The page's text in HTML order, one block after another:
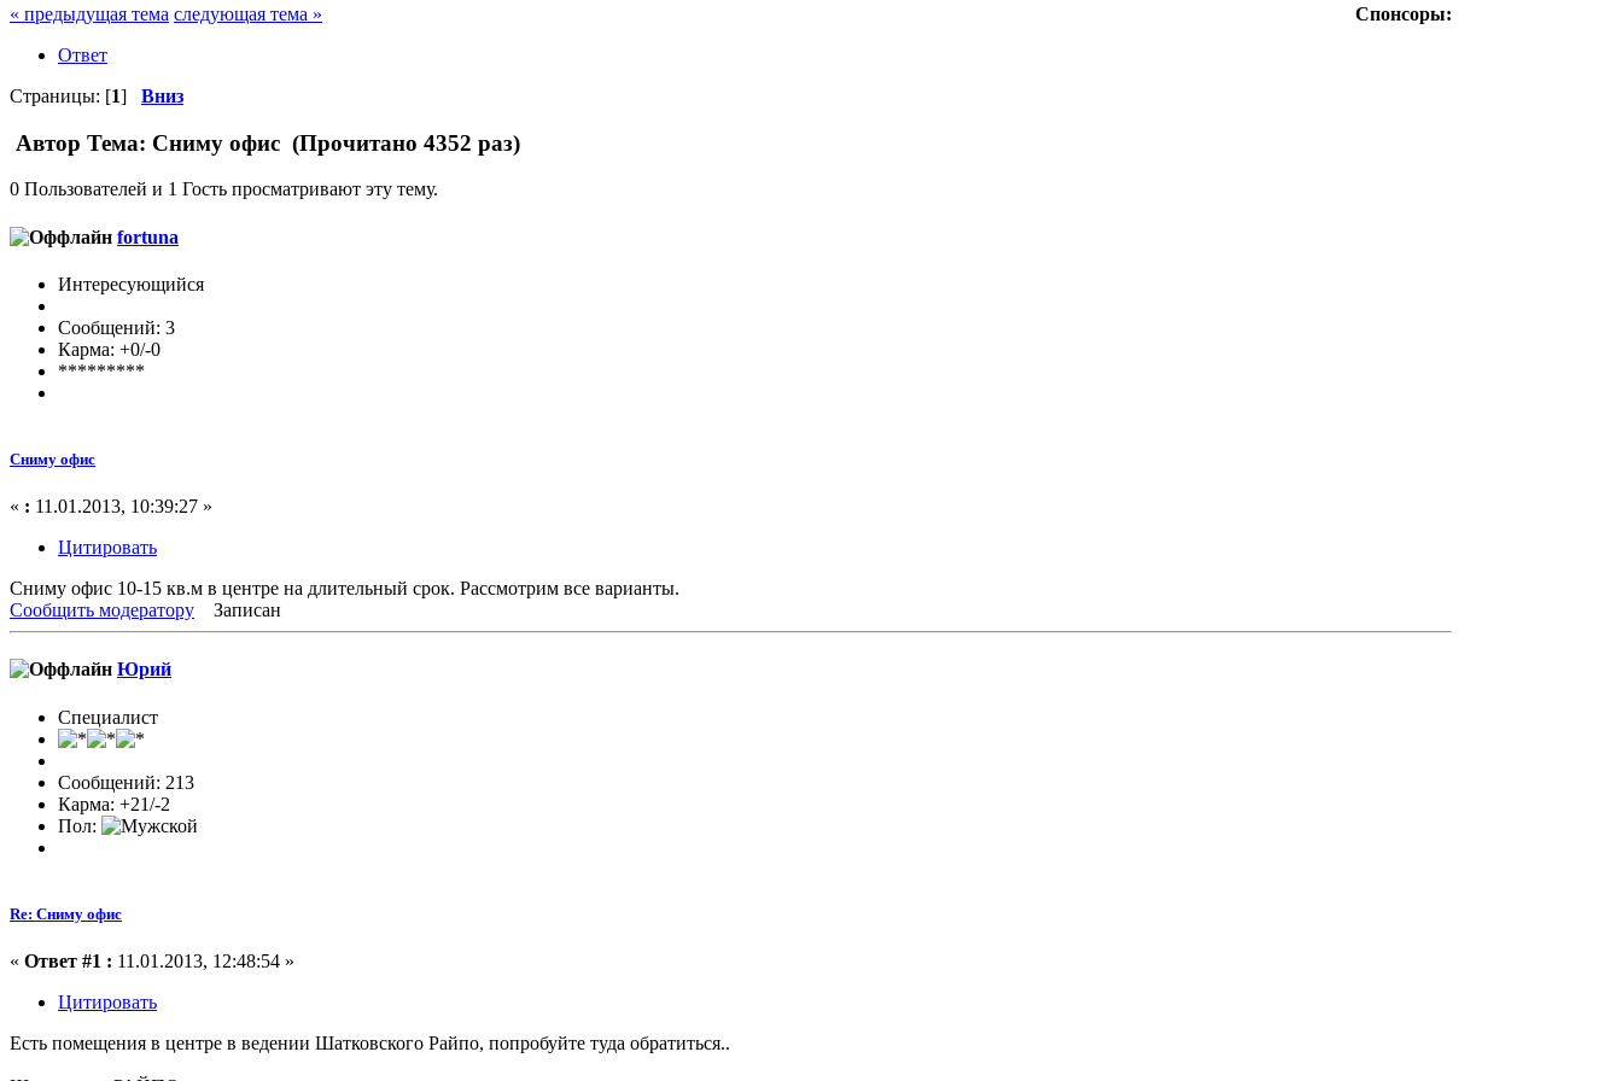
Спонсоры:
« предыдущая тема следующая тема »
Ответ
Страницы: [1] Вниз
Автор Тема: Сниму офис (Прочитано 4352 раз)
0 Пользователей и 1 Гость просматривают эту тему.
fortuna
Интересующийся
Сообщений: 3
Карма: +0/-0
*********
Сниму офис
« : 11.01.2013, 10:39:27 »
Цитировать
Сниму офис 10-15 кв.м в центре на длительный срок. Рассмотрим все варианты.
Сообщить модератору
Записан
Юрий
Специалист
Сообщений: 213
Карма: +21/-2
Пол:
Re: Сниму офис
« Ответ #1 : 11.01.2013, 12:48:54 »
Цитировать
Есть помещения в центре в ведении Шатковского Райпо, попробуйте туда обратиться..